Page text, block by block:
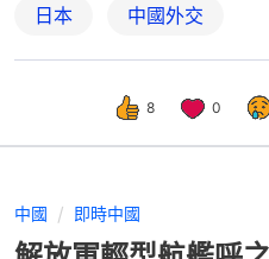
日本 中國外交
8 0
中國 即時中國